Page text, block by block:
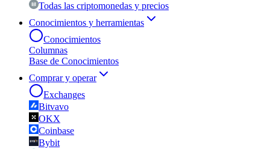
Todas las criptomonedas y precios
Conocimientos y herramientas
Conocimientos
Columnas
Base de Conocimientos
Comprar y operar
Exchanges
Bitvavo
OKX
Coinbase
Bybit